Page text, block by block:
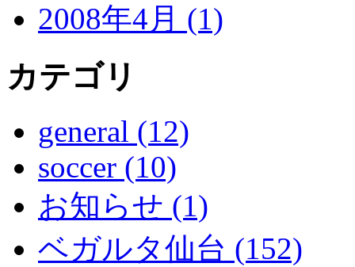
2008年4月 (1)
カテゴリ
general (12)
soccer (10)
お知らせ (1)
ベガルタ仙台 (152)